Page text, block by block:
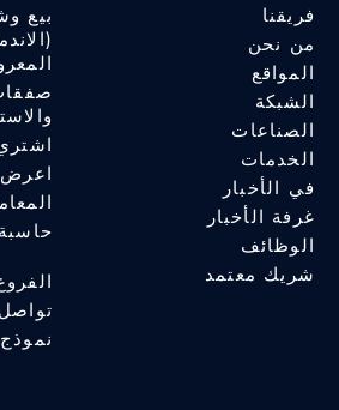
فريقنا
من نحن
المواقع
الشبكة
الصناعات
الخدمات
في الأخبار
غرفة الأخبار
الوظائف
شريك معتمد
بيع
اعرض